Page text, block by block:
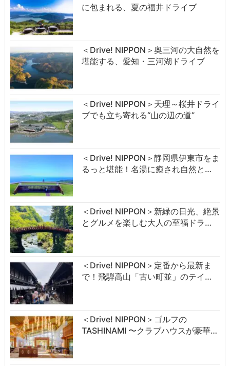
に包まれる、夏の福井ドライブ
＜Drive! NIPPON＞奥三河の大自然を
堪能する、愛知・三河湖ドライブ
＜Drive! NIPPON＞天理～桜井ドライ
ブでも立ち寄れる“山の辺の道”
＜Drive! NIPPON＞静岡県伊東市をま
るっと堪能！名湯に癒され自然と…
＜Drive! NIPPON＞新緑の日光、絶景
とグルメを楽しむ大人の至福ドラ…
＜Drive! NIPPON＞定番から最新ま
で！飛騨高山「古い町並」のテイ…
＜Drive! NIPPON＞ゴルフの
TASHINAMI 〜クラブハウスが豪華…